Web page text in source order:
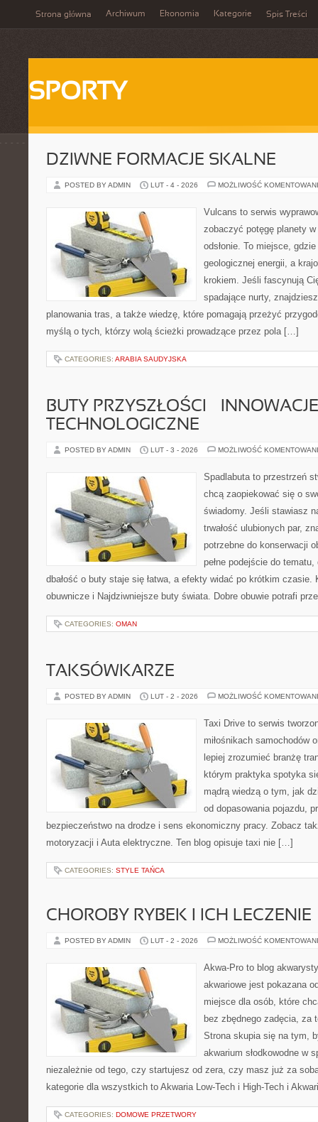
Strona główna Archiwum Ekonomia Kategorie Spis Treści
SPORTY
DZIWNE FORMACJE SKALNE
POSTED BY ADMIN LUT - 4 - 2026 MOŻLIWOŚĆ
Vulcans to serwis
zobaczyć potęgę planety
odsłonie. To miejsce,
geologicznej energii, a
krokiem. Jeśli fascynują
spadające nurty,
planowania tras, a także wiedzę, które pomagają przeżyć
myślą o tych, którzy wolą ścieżki prowadzące przez pola […]
CATEGORIES: ARABIA SAUDYJSKA
BUTY PRZYSZŁOŚCI – INNOWACJE
TECHNOLOGICZNE
POSTED BY ADMIN LUT - 3 - 2026 MOŻLIWOŚĆ
Spadlabuta to przestrzeń
chcą zaopiekować się o
świadomy. Jeśli stawiasz
trwałość ulubionych par,
potrzebne do konserwacji
pełne podejście do
dbałość o buty staje się łatwa, a efekty widać po krótkim czasie.
obuwnicze i Najdziwniejsze buty świata. Dobre obuwie potrafi
CATEGORIES: OMAN
TAKSÓWKARZE
POSTED BY ADMIN LUT - 2 - 2026 MOŻLIWOŚĆ
Taxi Drive to serwis
miłośnikach samochodów
lepiej zrozumieć branżę
którym praktyka spotyka
mądrą wiedzą o tym, jak
od dopasowania pojazdu,
bezpieczeństwo na drodze i sens ekonomiczny pracy. Zobacz
motoryzacji i Auta elektryczne. Ten blog opisuje taxi nie […]
CATEGORIES: STYLE TAŃCA
CHOROBY RYBEK I ICH LECZENIE
POSTED BY ADMIN LUT - 2 - 2026 MOŻLIWOŚĆ
Akwa-Pro to blog
akwariowe jest pokazana
miejsce dla osób, które
bez zbędnego zadęcia, za
Strona skupia się na tym,
akwarium słodkowodne w
niezależnie od tego, czy startujesz od zera, czy masz już za
kategorie dla wszystkich to Akwaria Low-Tech i High-Tech i
CATEGORIES: DOMOWE PRZETWORY